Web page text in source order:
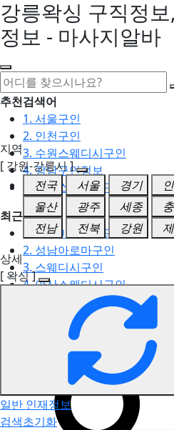
강릉왁싱 구직정
정보 - 마사지알바
추천검색어
1. 서울구인
2. 인천구인
3. 수원스웨디시구인
4. 강남구인정보
5. 동탄스웨디시구인
최근검색어
1. 일산마사지구인
2. 성남아로마구인
3. 스웨디시구인
4. 안산스웨디시구인
5. 아로마구인
강릉 왁싱 구직정보
지역
[ 강원-강릉시 ]
전국
서울 경기
울산
광주 세종
전남
전북 강원
상세
[ 왁싱 ]
일반 인재정보
검색초기화